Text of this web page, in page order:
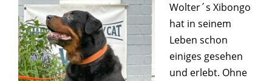
Wolter´s Xibongo
hat in seinem
Leben schon
einiges gesehen
und erlebt. Ohne